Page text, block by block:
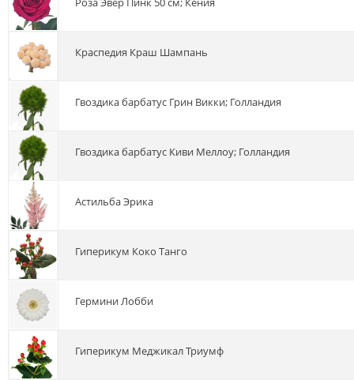
краспедия Краш Шампань
гвоздика барбатус Грин Викки; Голландия
гвоздика барбатус Киви Меллоу; Голландия
астильба Эрика
гиперикум Коко Танго
гермини Лобби
гиперикум Меджикал Триумф